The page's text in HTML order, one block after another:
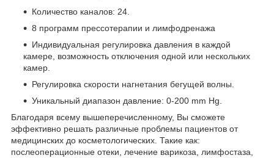
Количество каналов: 24.
8 программ прессотерапии и лимфодренажа
Индивидуальная регулировка давления в каждой
камере, возможность отключения одной или нескольких
камер.
Регулировка скорости нагнетания бегущей волны.
Уникальный диапазон давление: 0-200 mm Hg.
Благодаря всему вышеперечисленному, Вы сможете
эффективно решать различные проблемы пациентов от
медицинских до косметологических. Такие как:
послеоперационные отеки, лечение варикоза, лимфостаза,